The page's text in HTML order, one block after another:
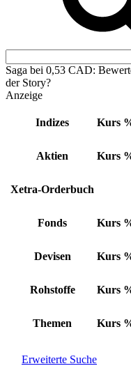
Saga bei 0,53 CAD:
der Story?
Anzeige
Indizes Kurs
Aktien Kurs
Xetra-Orderbuch
Fonds Kurs
Devisen Kurs
Rohstoffe Kurs
Themen Kurs
Erweiterte Suche